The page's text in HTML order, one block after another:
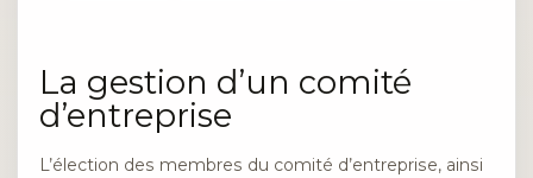
La gestion d’un comité
d’entreprise
L’élection des membres du comité d’entreprise, ainsi